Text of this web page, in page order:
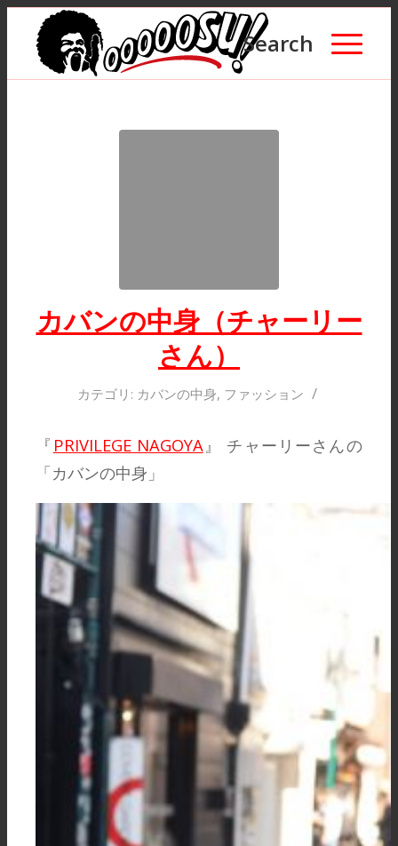
Search
カバンの中身（チャーリー
さん）
カテゴリ: カバンの中身, ファッション /
『 PRIVILEGE NAGOYA』 チャーリーさんの
「カバンの中身」